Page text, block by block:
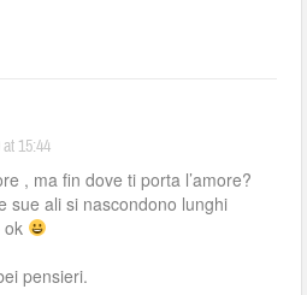
15:44
, ma fin dove ti porta l’amore?
sue ali si nascondono lunghi
ok
pensieri.